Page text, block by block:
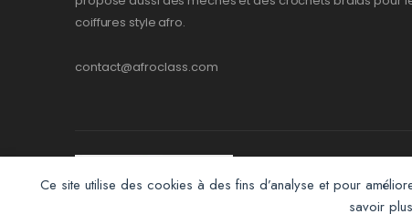
Ce site utilise des cookies à des fins d’analyse et pour
savoir
coiffures style afro.
contact@afroclass.com